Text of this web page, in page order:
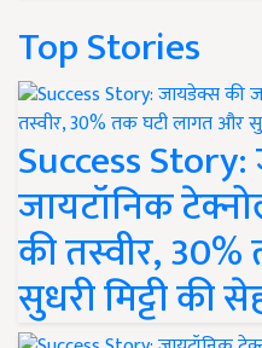
Top Stories
Success
जायटॉनिक
की तस्वीर,
सुधरी मिट्टी की